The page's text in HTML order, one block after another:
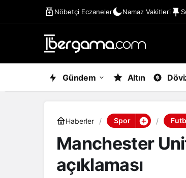
Nöbetçi Eczaneler Namaz Vakitleri
Gündem Altın
Haberler Spor
Manchester
açıklaması